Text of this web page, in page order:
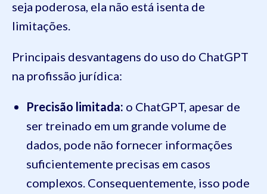
seja poderosa, ela não está isenta de
limitações.
Principais desvantagens do uso do ChatGPT
na profissão jurídica:
Precisão limitada: o ChatGPT, apesar de
ser treinado em um grande volume de
dados, pode não fornecer informações
suficientemente precisas em casos
complexos. Consequentemente, isso pode